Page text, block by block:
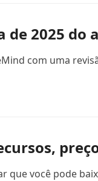
2025 do
com uma
você pode